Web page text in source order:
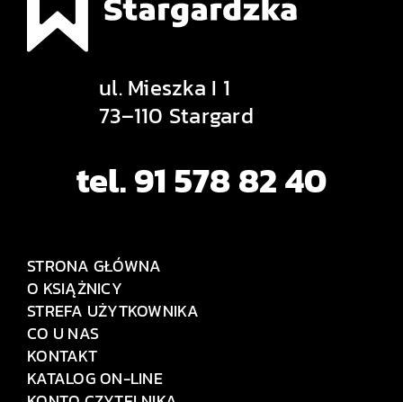
ul. Mieszka I 1
73–110 Stargard
tel. 91 578 82 40
STRONA GŁÓWNA
O KSIĄŻNICY
STREFA UŻYTKOWNIKA
CO U NAS
KONTAKT
KATALOG ON-LINE